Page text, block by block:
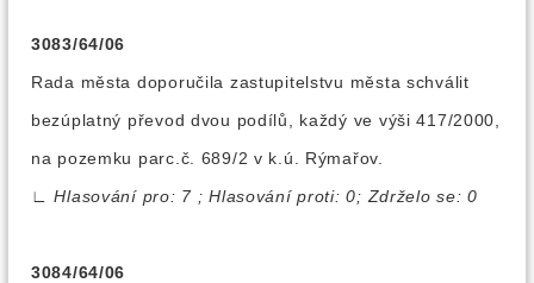
3083/64/06
Rada města doporučila zastupitelstvu města schválit
bezúplatný převod dvou podílů, každý ve výši 417/2000,
na pozemku parc.č. 689/2 v k.ú. Rýmařov.
∟
Hlasování pro: 7 ; Hlasování proti: 0; Zdrželo se: 0
3084/64/06